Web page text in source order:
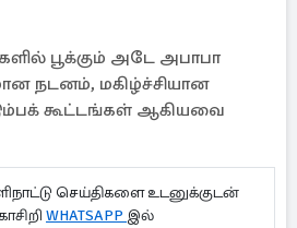
பூக்கும் அடே அபாபா
நடனம், மகிழ்ச்சியான
கூட்டங்கள் ஆகியவை
செய்திகளை உடனுக்குடன்
WHATSAPP இல்